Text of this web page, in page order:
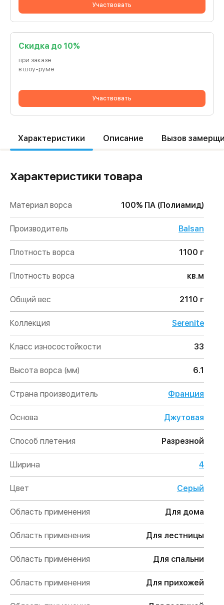
Участвовать
Cкидка до 10%
при заказе
в шоу-руме
Участвовать
Характеристики Описание Вызов
Характеристики товара
Материал ворса 100% ПА (Полиамид)
Производитель Balsan
Плотность ворса 1100 г
Плотность ворса кв.м
Общий вес 2110 г
Коллекция Serenite
Класс износостойкости 33
Высота ворса (мм) 6.1
Страна производитель Франция
Основа Джутовая
Способ плетения Разрезной
Ширина 4
Цвет Серый
Область применения Для дома
Область применения Для лестницы
Область применения Для спальни
Область применения Для прихожей